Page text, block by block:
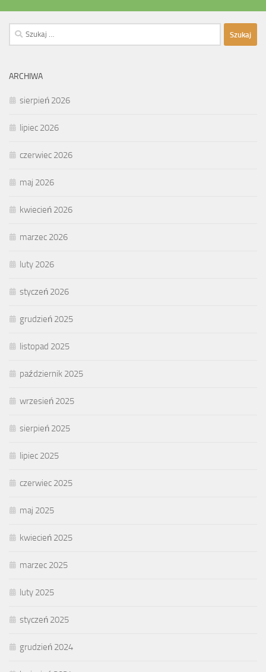
Szukaj:
ARCHIWA
sierpień 2026
lipiec 2026
czerwiec 2026
maj 2026
kwiecień 2026
marzec 2026
luty 2026
styczeń 2026
grudzień 2025
listopad 2025
październik 2025
wrzesień 2025
sierpień 2025
lipiec 2025
czerwiec 2025
maj 2025
kwiecień 2025
marzec 2025
luty 2025
styczeń 2025
grudzień 2024